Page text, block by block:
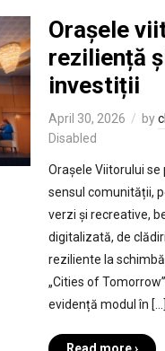
Orașele
reziliență
investiții
April 30, 2026 by
Disabled
Orașele Viitorului
sensul comunității,
verzi și recreative,
digitalizată, de
reziliente la
„Cities of
evidență modul în […]